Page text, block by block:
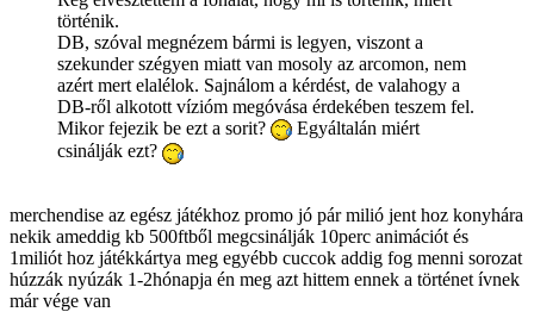
történik.
DB, szóval megnézem bármi is legyen, viszont a
szekunder szégyen miatt van mosoly az arcomon, nem
azért mert elalélok. Sajnálom a kérdést, de valahogy a
DB-ről alkotott vízióm megóvása érdekében teszem fel.
Mikor fejezik be ezt a sorit?
Egyáltalán miért
csinálják ezt?
merchendise az egész játékhoz promo jó pár milió jent hoz konyhára
nekik ameddig kb 500ftből megcsinálják 10perc animációt és
1miliót hoz játékkártya meg egyébb cuccok addig fog menni sorozat
húzzák nyúzák 1-2hónapja én meg azt hittem ennek a történet ívnek
már vége van